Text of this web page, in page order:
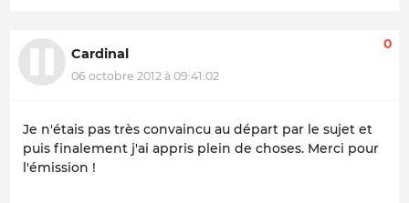
Cardinal
06 octobre 2012 à 09:41:02
0
Je n'étais pas très convaincu au départ par le sujet et
puis finalement j'ai appris plein de choses. Merci pour
l'émission !